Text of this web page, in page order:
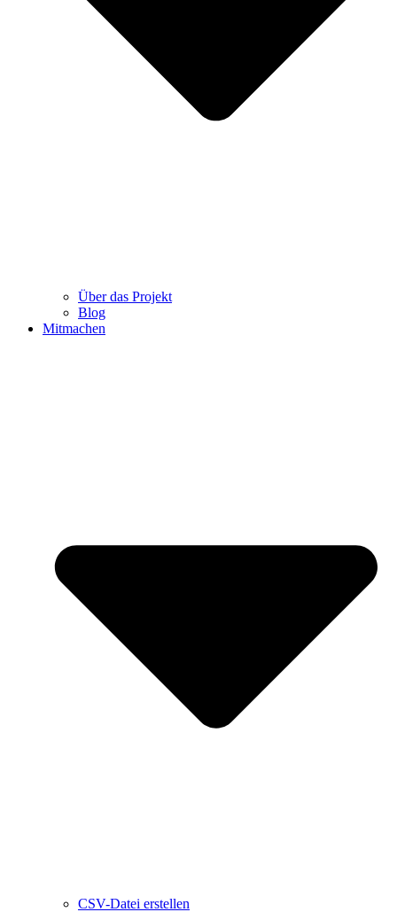
Über das Projekt
Blog
Mitmachen
CSV-Datei erstellen